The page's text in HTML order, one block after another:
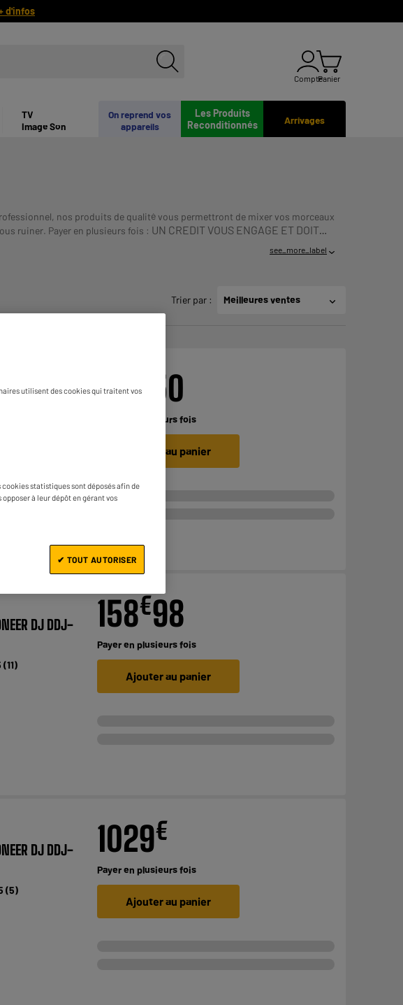
d'infos
ComptePanier
Arrivages
Les Produits
Reconditionnés
On reprend vos
appareils
TV
Image Son
nos produits de qualité vous permettront de mixer vos morceaux
ruiner. Payer en plusieurs fois : UN CREDIT VOUS ENGAGE ET DOIT
see_more_label
Trier par : Meilleures ventes
DJ DDJ FLX4317 50
plusieurs fois
Ajouter au panier
DJ DDJ-
(11)
158€98
Payer en plusieurs fois
Ajouter au panier
DJ DDJ-
(5)
1029€
Payer en plusieurs fois
Ajouter au panier
utilisent des cookies qui traitent vos
statistiques sont déposés afin de
à leur dépôt en gérant vos
✔ TOUT AUTORISER